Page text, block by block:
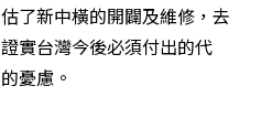
了新中橫的開闢及維修，去
實台灣今後必須付出的代
憂慮。